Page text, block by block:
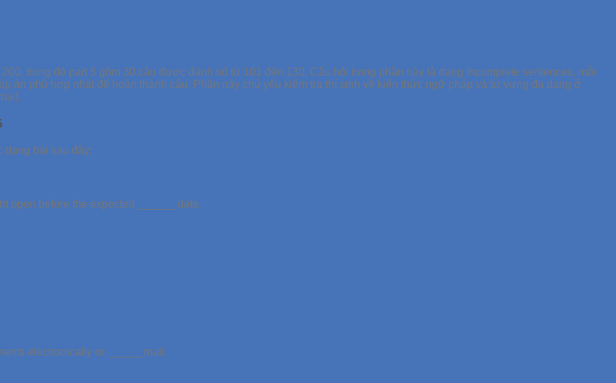
trong đó part 5 gồm 30 câu được đánh số từ 101 đến 130. Câu hỏi trong phần này là dạng Incomplete sentences, mỗi
án phù hợp nhất để hoàn thành câu. Phần này chủ yếu kiểm tra thí sinh về kiến thức ngữ pháp và từ vựng đa dạng ở
dạng bài sau đây:
open before the expected ______ date.
electronically or _____ mail.